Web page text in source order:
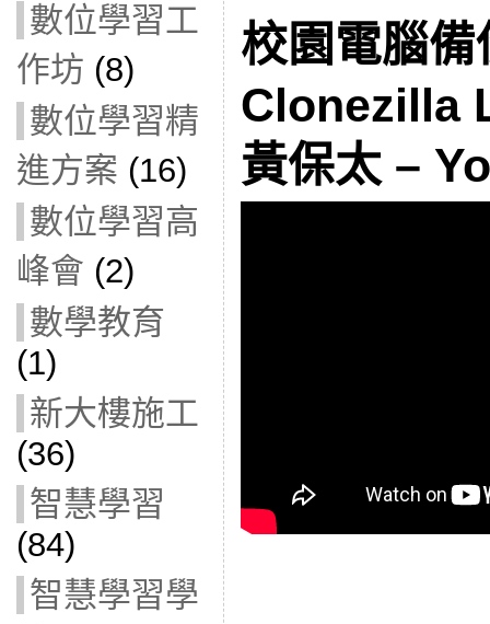
數位學習工
作坊 (8)
數位學習精
進方案 (16)
數位學習高
峰會 (2)
數學教育
(1)
新大樓施工
(36)
智慧學習
(84)
智慧學習學
校園電腦備
Clonezilla
黃保太 –